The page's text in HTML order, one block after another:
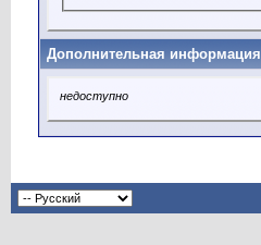
Дополнительная информация
недоступно